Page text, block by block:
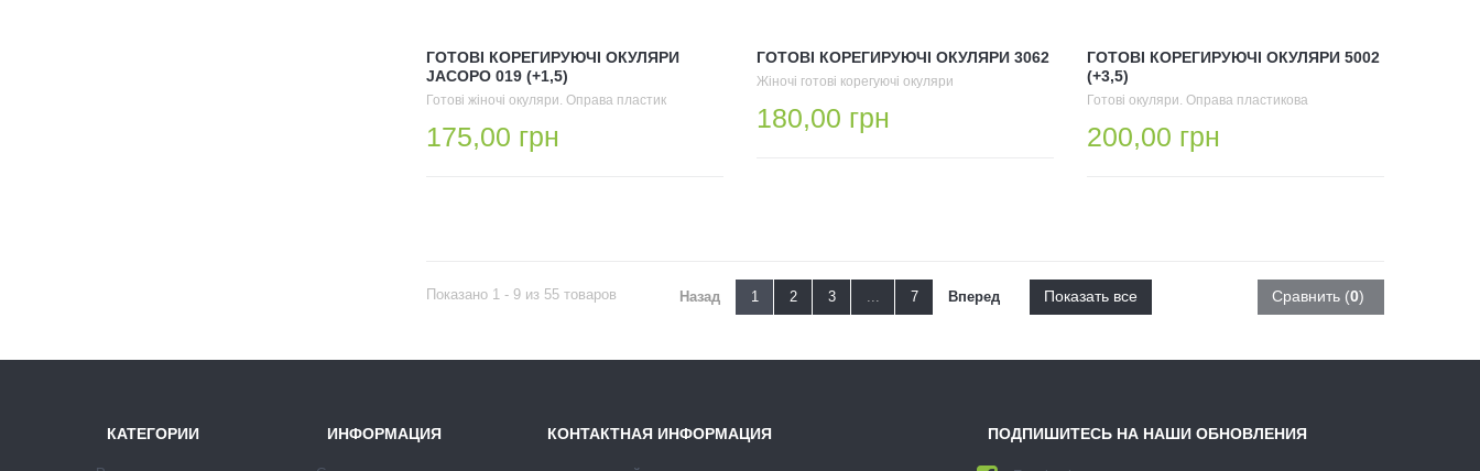
ГОТОВІ КОРЕГИРУЮЧІ ОКУЛЯРИ
JACOPO 019 (+1,5)
Готові жіночі окуляри. Оправа пластик
175,00 грн
ГОТОВІ КОРЕГИРУЮЧІ ОКУЛЯРИ 3062
Жіночі готові корегуючі окуляри
180,00 грн
ГОТОВІ КОРЕГИРУЮЧІ ОКУЛЯРИ 5002
(+3,5)
Готові окуляри. Оправа пластикова
200,00 грн
Сравнить (0)
Показать все
Назад 1 2 3 7 Вперед
Показано 1 - 9 из 55 товаров
КАТЕГОРИИ ИНФОРМАЦИЯ КОНТАКТНАЯ ИНФОРМАЦИЯ ПОДПИШИТЕСЬ НА НАШИ ОБНОВЛЕНИЯ